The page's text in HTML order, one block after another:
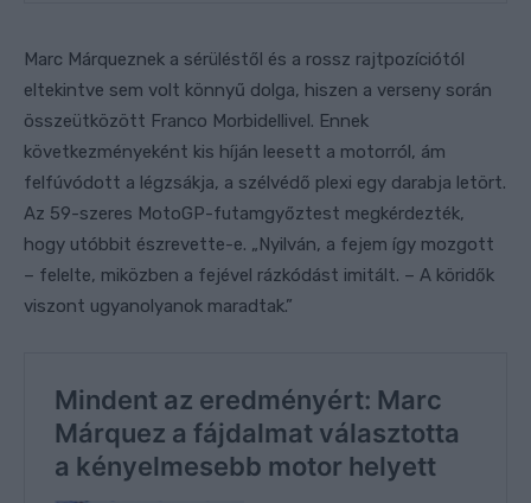
Marc Márqueznek a sérüléstől és a rossz rajtpozíciótól
eltekintve sem volt könnyű dolga, hiszen a verseny során
összeütközött Franco Morbidellivel. Ennek
következményeként kis híján leesett a motorról, ám
felfúvódott a légzsákja, a szélvédő plexi egy darabja letört.
Az 59-szeres MotoGP-futamgyőztest megkérdezték,
hogy utóbbit észrevette-e. „Nyilván, a fejem így mozgott
– felelte, miközben a fejével rázkódást imitált. – A köridők
viszont ugyanolyanok maradtak.”